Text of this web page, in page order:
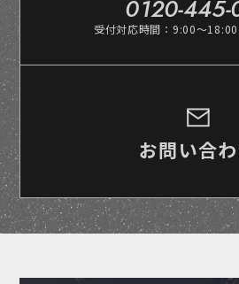
0120-
受付対応時間：9:00～
お問い合